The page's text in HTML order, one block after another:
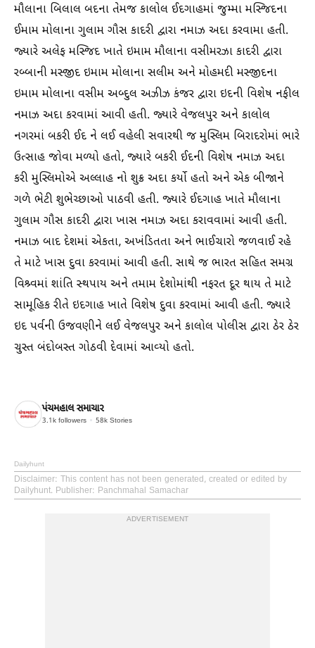
મૌલાના બિલાલ બદના તેમજ કાલોલ ઈદગાહમાં જુમ્મા મસ્જિદના
ઈમામ મોલાના ગુલામ ગૌસ કાદરી દ્વારા નમાઝ અદા કરવામા હતી.
જ્યારે અલેફ મસ્જિદ ખાતે ઇમામ મૌલાના વસીમરઝા કાદરી દ્વારા
રબ્બાની મસ્જીદ ઇમામ મોલાના સલીમ અને મોહમદી મસ્જીદના
ઇમામ મોલાના વસીમ અબ્દુલ અઝીઝ કંજર દ્વારા ઇદની વિશેષ નફીલ
નમાઝ અદા કરવામાં આવી હતી. જ્યારે વેજલપુર અને કાલોલ
નગરમાં બકરી ઈદ ને લઈ વહેલી સવારથી જ મુસ્લિમ બિરાદરોમાં ભારે
ઉત્સાહ જોવા મળ્યો હતો, જ્યારે બકરી ઈદની વિશેષ નમાઝ અદા
કરી મુસ્લિમોએ અલ્લાહ નો શુક્ર અદા કર્યો હતો અને એક બીજાને
ગળે ભેટી શુભેચ્છાઓ પાઠવી હતી. જ્યારે ઈદગાહ ખાતે મૌલાના
ગુલામ ગૌસ કાદરી દ્વારા ખાસ નમાઝ અદા કરાવવામાં આવી હતી.
નમાઝ બાદ દેશમાં એકતા, અખંડિતતા અને ભાઈચારો જળવાઈ રહે
તે માટે ખાસ દુવા કરવામાં આવી હતી. સાથે જ ભારત સહિત સમગ્ર
વિશ્ર્વમાં શાંતિ સ્થપાય અને તમામ દેશોમાંથી નફરત દૂર થાય તે માટે
સામૂહિક રીતે ઇદગાહ ખાતે વિશેષ દુવા કરવામાં આવી હતી. જ્યારે
ઇદ પર્વની ઉજવણીને લઈ વેજલપુર અને કાલોલ પોલીસ દ્વારા ઠેર ઠેર
ચુસ્ત બંદોબસ્ત ગોઠવી દેવામાં આવ્યો હતો.
પંચમહાલ સમાચાર
3.1k followers 58k Stories
Dailyhunt
Disclaimer: This content has not been generated, created or edited by
Dailyhunt. Publisher: Panchmahal Samachar
ADVERTISEMENT